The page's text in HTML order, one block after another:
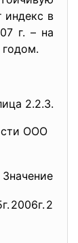
индекс в
г. – на
2.2.3.
ООО
Значение
2006г.